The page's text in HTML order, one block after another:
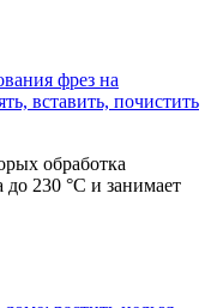
фрез на
вставить, почистить
обработка
230 °С и занимает